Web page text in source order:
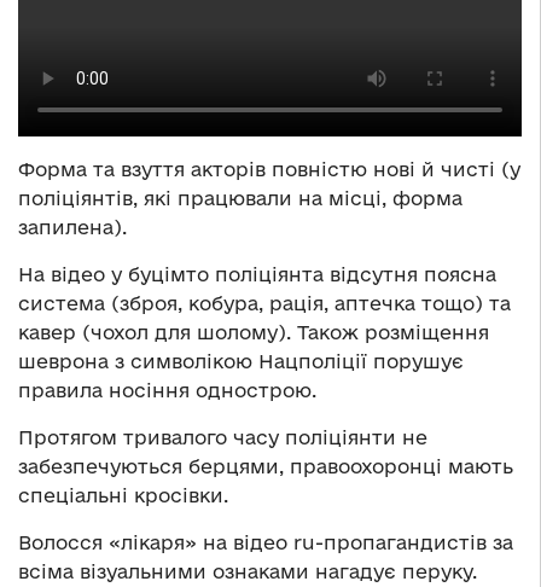
Форма та взуття акторів повністю нові й чисті (у
поліціянтів, які працювали на місці, форма
запилена).
На відео у буцімто поліціянта відсутня поясна
система (зброя, кобура, рація, аптечка тощо) та
кавер (чохол для шолому). Також розміщення
шеврона з символікою Нацполіції порушує
правила носіння однострою.
Протягом тривалого часу поліціянти не
забезпечуються берцями, правоохоронці мають
спеціальні кросівки.
Волосся «лікаря» на відео ru-пропагандистів за
всіма візуальними ознаками нагадує перуку.